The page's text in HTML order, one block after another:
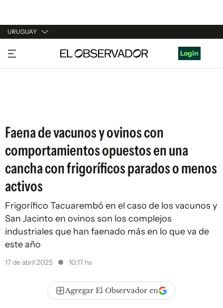
URUGUAY
URUGUAY
ARGENTINA
Login
Faena de vacunos y ovinos con
comportamientos opuestos en una
cancha con frigoríficos parados o menos
activos
Frigorífico Tacuarembó en el caso de los vacunos y
San Jacinto en ovinos son los complejos
industriales que han faenado más en lo que va de
este año
17 de abril 2025 10:17 hs
Agregar El Observador en